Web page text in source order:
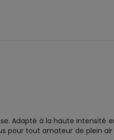
Adapté à la haute intensité
pour tout amateur de plein air